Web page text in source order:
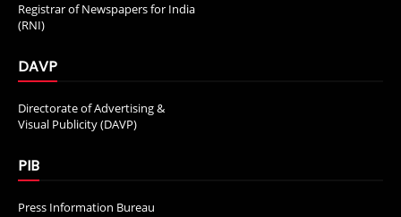
Registrar of Newspapers for India
(RNI)
DAVP
Directorate of Advertising &
Visual Publicity (DAVP)
PIB
Press Information Bureau